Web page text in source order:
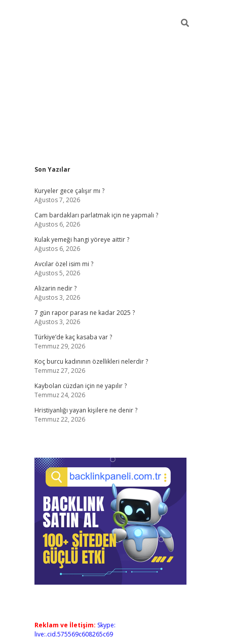
Sidebar
Son Yazılar
Kuryeler gece çalışır mı ?
Ağustos 7, 2026
Cam bardakları parlatmak için ne yapmalı ?
Ağustos 6, 2026
Kulak yemeği hangi yöreye aittir ?
Ağustos 6, 2026
Avcılar özel isim mi ?
Ağustos 5, 2026
Alizarin nedir ?
Ağustos 3, 2026
7 gün rapor parası ne kadar 2025 ?
Ağustos 3, 2026
Türkiye’de kaç kasaba var ?
Temmuz 29, 2026
Koç burcu kadınının özellikleri nelerdir ?
Temmuz 27, 2026
Kaybolan cüzdan için ne yapılır ?
Temmuz 24, 2026
Hristiyanlığı yayan kişilere ne denir ?
Temmuz 22, 2026
Reklam ve İletişim: Skype:
live:.cid.575569c608265c69